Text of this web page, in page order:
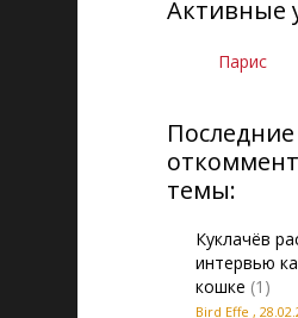
Активные
Парис
Последние
темы:
Куклачёв
интервью
кошке (1)
Bird Effe ,